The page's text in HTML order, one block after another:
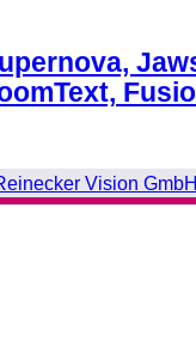
Vision GmbH